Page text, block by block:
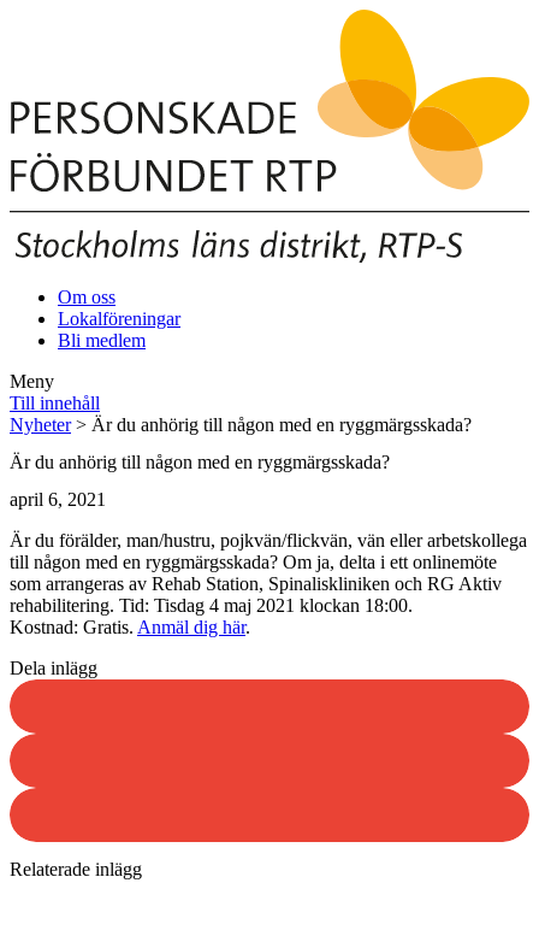
Om oss
Lokalföreningar
Bli medlem
Meny
Till innehåll
Nyheter> Är du anhörig till någon med en ryggmärgsskada?
Är du anhörig till någon med en ryggmärgsskada?
april 6, 2021
Är du förälder, man/hustru, pojkvän/flickvän, vän eller arbetskollega
till någon med en ryggmärgsskada? Om ja, delta i ett onlinemöte
som arrangeras av Rehab Station, Spinaliskliniken och RG Aktiv
rehabilitering. Tid: Tisdag 4 maj 2021 klockan 18:00.
Kostnad: Gratis. Anmäl dig här.
Dela inlägg
Relaterade inlägg